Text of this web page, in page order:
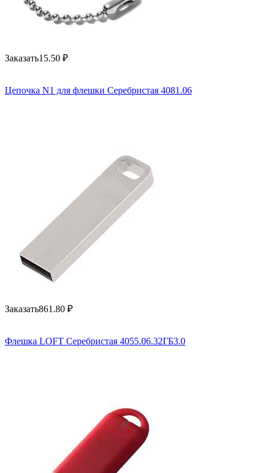
Заказать15.50 ₽
Цепочка N1 для флешки Серебристая 4081.06
Заказать861.80 ₽
Флешка LOFT Серебристая 4055.06.32ГБ3.0